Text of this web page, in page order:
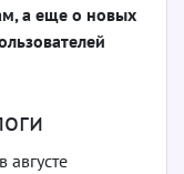
а еще о новых